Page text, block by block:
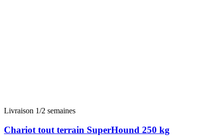
Livraison 1/2 semaines
Chariot tout terrain SuperHound 250 kg